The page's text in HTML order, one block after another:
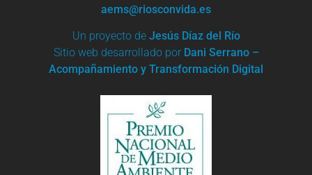
aems@riosconvida.es
Un proyecto de Jesús Díaz del Río
Sitio web desarrollado por Dani Serrano –
Acompañamiento y Transformación Digital